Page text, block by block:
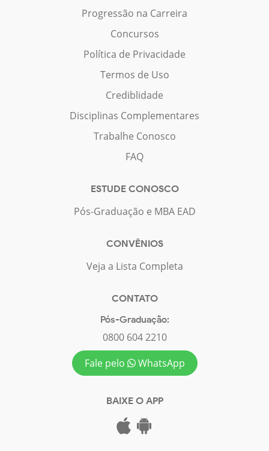
Progressão na Carreira
Concursos
Política de Privacidade
Termos de Uso
Crediblidade
Disciplinas Complementares
Trabalhe Conosco
FAQ
ESTUDE CONOSCO
Pós-Graduação e MBA EAD
CONVÊNIOS
Veja a Lista Completa
CONTATO
Pós-Graduação:
0800 604 2210
Fale pelo
WhatsApp
BAIXE O APP